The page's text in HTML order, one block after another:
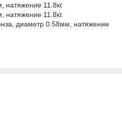
11.8кг.
11.8кг.
диаметр 0.58мм, натяжение